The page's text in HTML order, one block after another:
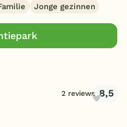
Jonge gezinnen
2 reviews 8,5